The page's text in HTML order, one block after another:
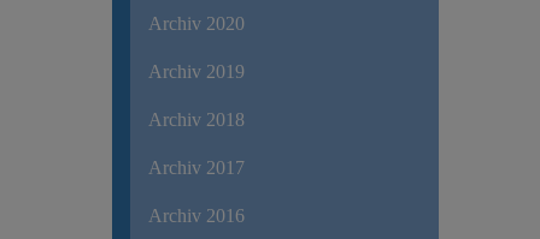
Archiv 2020
Archiv 2019
Archiv 2018
Archiv 2017
Archiv 2016